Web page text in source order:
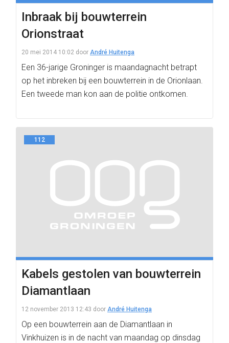
Inbraak bij bouwterrein
Orionstraat
20 mei 2014 10:02 door André Huitenga
Een 36-jarige Groninger is maandagnacht betrapt
op het inbreken bij een bouwterrein in de Orionlaan.
Een tweede man kon aan de politie ontkomen.
112
Kabels gestolen van bouwterrein
Diamantlaan
12 november 2013 12:43 door André Huitenga
Op een bouwterrein aan de Diamantlaan in
Vinkhuizen is in de nacht van maandag op dinsdag